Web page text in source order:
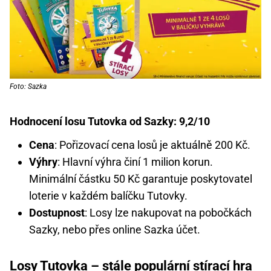
Foto: Sazka
Hodnocení losu Tutovka od Sazky: 9,2/10
Cena: Pořizovací cena losů je aktuálně 200 Kč.
Výhry: Hlavní výhra činí 1 milion korun.
Minimální částku 50 Kč garantuje poskytovatel
loterie v každém balíčku Tutovky.
Dostupnost: Losy lze nakupovat na pobočkách
Sazky, nebo přes online Sazka účet.
Losy Tutovka – stále populární stírací hra